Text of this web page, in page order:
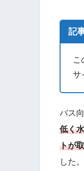
記
こ
サ
バス
低く
トが
した。